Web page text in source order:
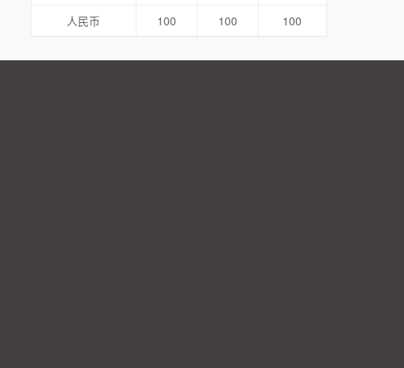
人民币
100 100 100